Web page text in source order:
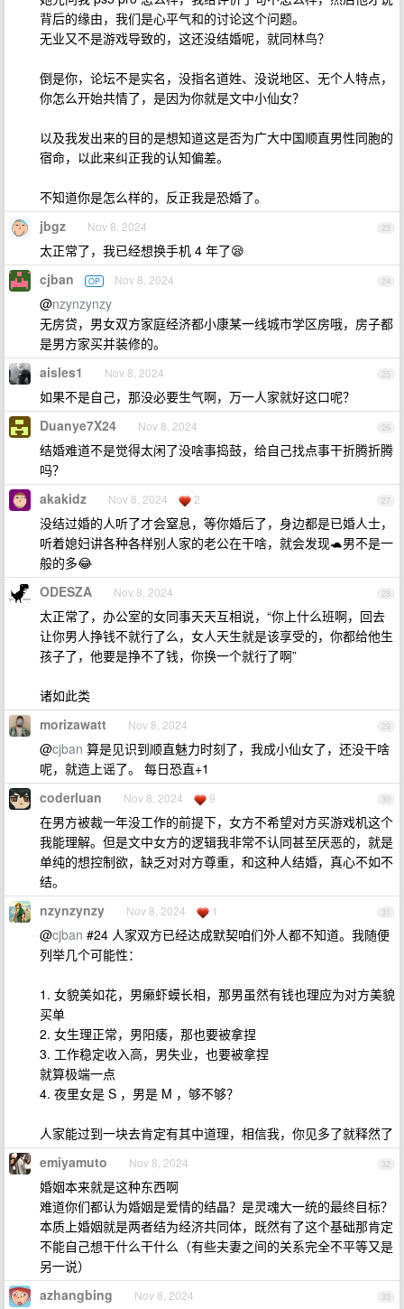
背后的缘由，我们是心平气和的讨论这个问题。
无业又不是游戏导致的，这还没结婚呢，就同林鸟？
倒是你，论坛不是实名，没指名道姓、没说地区、无个人特点，
你怎么开始共情了，是因为你就是文中小仙女？
以及我发出来的目的是想知道这是否为广大中国顺直男性同胞的
宿命，以此来纠正我的认知偏差。
不知道你是怎么样的，反正我是恐婚了。
23
jbgz Nov 8, 2024
太正常了，我已经想换手机 4 年了😪
24
cjban OP Nov 8, 2024
@nzynzynzy
无房贷，男女双方家庭经济都小康某一线城市学区房哦，房子都
是男方家买并装修的。
25
aisles1 Nov 8, 2024
如果不是自己，那没必要生气啊，万一人家就好这口呢？
26
Duanye7X24 Nov 8, 2024
结婚难道不是觉得太闲了没啥事捣鼓，给自己找点事干折腾折腾
吗？
27
akakidz Nov 8, 2024 2
没结过婚的人听了才会窒息，等你婚后了，身边都是已婚人士，
听着媳妇讲各种各样别人家的老公在干啥，就会发现🐢男不是一
般的多😂
28
ODESZA Nov 8, 2024
太正常了，办公室的女同事天天互相说，“你上什么班啊，回去
让你男人挣钱不就行了么，女人天生就是该享受的，你都给他生
孩子了，他要是挣不了钱，你换一个就行了啊”
诸如此类
29
morizawatt Nov 8, 2024
@cjban 算是见识到顺直魅力时刻了，我成小仙女了，还没干啥
呢，就造上谣了。 每日恐直+1
30
coderluan Nov 8, 2024 9
在男方被裁一年没工作的前提下，女方不希望对方买游戏机这个
我能理解。但是文中女方的逻辑我非常不认同甚至厌恶的，就是
单纯的想控制欲，缺乏对对方尊重，和这种人结婚，真心不如不
结。
31
nzynzynzy Nov 8, 2024 1
@cjban #24 人家双方已经达成默契咱们外人都不知道。我随便
列举几个可能性：
1. 女貌美如花，男癞虾蟆长相，那男虽然有钱也理应为对方美貌
买单
2. 女生理正常，男阳痿，那也要被拿捏
3. 工作稳定收入高，男失业，也要被拿捏
就算极端一点
4. 夜里女是 S ，男是 M ，够不够？
人家能过到一块去肯定有其中道理，相信我，你见多了就释然了
32
emiyamuto Nov 8, 2024
婚姻本来就是这种东西啊
难道你们都认为婚姻是爱情的结晶？是灵魂大一统的最终目标？
本质上婚姻就是两者结为经济共同体，既然有了这个基础那肯定
不能自己想干什么干什么（有些夫妻之间的关系完全不平等又是
另一说）
33
azhangbing Nov 8, 2024